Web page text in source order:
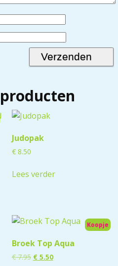
Judopak
€8.50
Lees verder
Koopje
Broek Top Aqua
€7.95 €5.50